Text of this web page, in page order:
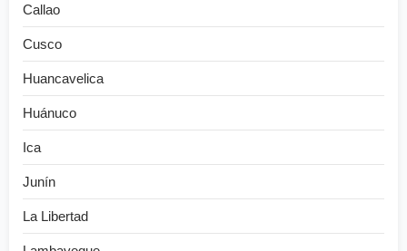
Callao
Cusco
Huancavelica
Huánuco
Ica
Junín
La Libertad